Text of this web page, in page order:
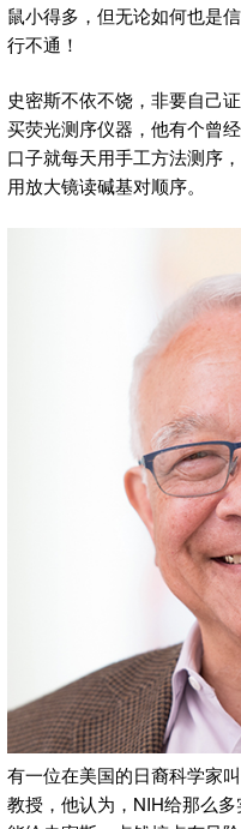
鼠小得多，但无论如何也是
行不通！
史密斯不依不饶，非要自己
买荧光测序仪器，他有个曾
口子就每天用手工方法测序
用放大镜读碱基对顺序。
有一位在美国的日裔科学家
教授，他认为，NIH给那么